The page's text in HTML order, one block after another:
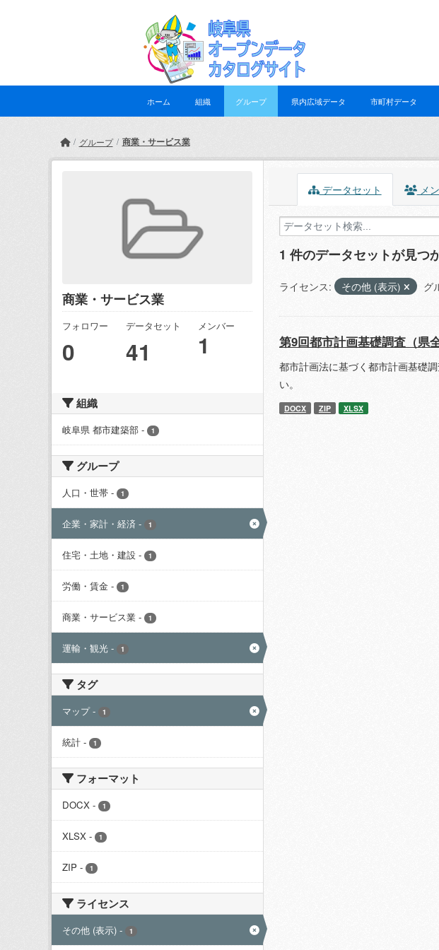
ホーム 組織 グループ 県内広域データ 市町村データ
グループ 商業・サービス業
商業・サービス業
フォロワー
0
データセット
41
メンバー
1
組織
岐阜県 都市建築部 - 1
グループ
人口・世帯 - 1
企業・家計・経済 - 1
住宅・土地・建設 - 1
労働・賃金 - 1
商業・サービス業 - 1
運輸・観光 - 1
タグ
マップ - 1
統計 - 1
フォーマット
DOCX - 1
XLSX - 1
ZIP - 1
ライセンス
その他 (表示) - 1
データセット メ
1 件のデータセットが見つ
ライセンス: その他 (表示) グ
第9回都市計画基礎調査（県全
都市計画法に基づく都市計画基礎
い。
DOCX ZIP XLSX